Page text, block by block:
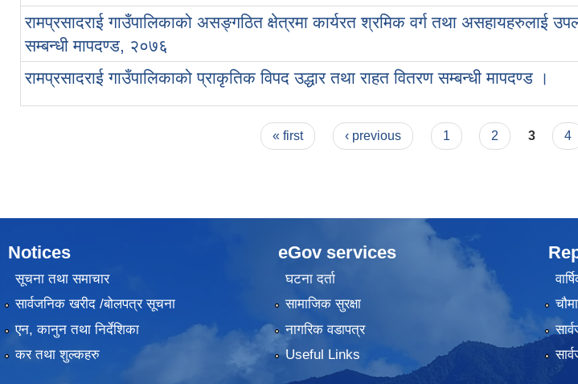
रामप्रसादराई गाउँपालिकाको असङ्गठित क्षेत्रमा कार्यरत श्रमिक वर्ग तथा असहायहरुलाई
सम्बन्धी मापदण्ड, २०७६
रामप्रसादराई गाउँपालिकाको प्राकृतिक विपद उद्धार तथा राहत वितरण सम्बन्धी मापदण्ड ।
« first ‹ previous 1 2 3 4
Notices
सूचना तथा समाचार
सार्वजनिक खरीद /बोलपत्र सूचना
एन, कानुन तथा निर्देशिका
कर तथा शुल्कहरु
eGov services
घटना दर्ता
सामाजिक सुरक्षा
नागरिक वडापत्र
Useful Links